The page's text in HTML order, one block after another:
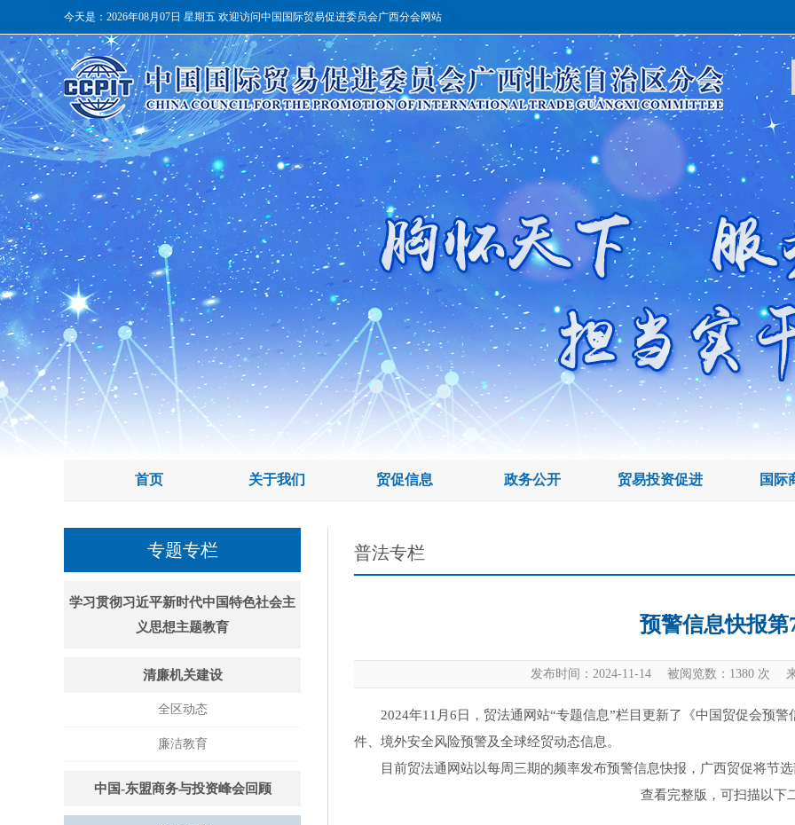
今天是： 2026年08月07日 星期五 欢迎访问中国国际贸易促进委员会广西分会网站
首页 关于我们 贸促信息 政务公开 贸易投资促进 国际
专题专栏
学习贯彻习近平新时代中国特色社会主
义思想主题教育
清廉机关建设
全区动态
廉洁教育
中国-东盟商务与投资峰会回顾
普法专栏
预警信息快报第
发布时间：2024-11-14 被阅览数： 1380次 来
2024年11月6日，贸法通网站“专题信息”栏目更新了《中国贸促会预警
件、境外安全风险预警及全球经贸动态信息。
目前贸法通网站以每周三期的频率发布预警信息快报，广西贸促将节选
查看完整版，可扫描以下